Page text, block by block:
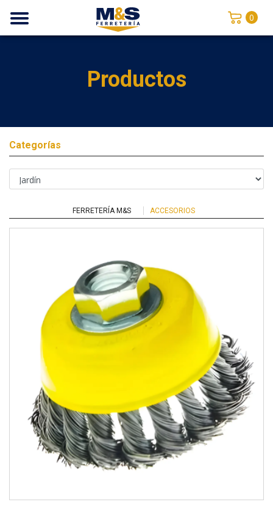
0
Productos
Categorías
FERRETERÍA M&S ACCESORIOS